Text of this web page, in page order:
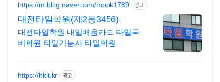
https://m.blog.naver.com/mook1789 광고
대전타일학원(제2동3456)
대전타일학원 내일배움카드 타일국
비학원 타일기능사 타일학원
https://hkit.kr 광고